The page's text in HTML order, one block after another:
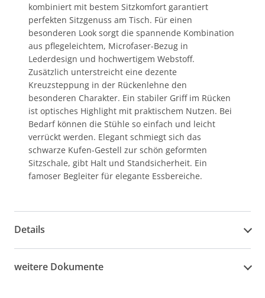
kombiniert mit bestem Sitzkomfort garantiert
perfekten Sitzgenuss am Tisch. Für einen
besonderen Look sorgt die spannende Kombination
aus pflegeleichtem, Microfaser-Bezug in
Lederdesign und hochwertigem Webstoff.
Zusätzlich unterstreicht eine dezente
Kreuzsteppung in der Rückenlehne den
besonderen Charakter. Ein stabiler Griff im Rücken
ist optisches Highlight mit praktischem Nutzen. Bei
Bedarf können die Stühle so einfach und leicht
verrückt werden. Elegant schmiegt sich das
schwarze Kufen-Gestell zur schön geformten
Sitzschale, gibt Halt und Standsicherheit. Ein
famoser Begleiter für elegante Essbereiche.
Details
weitere Dokumente